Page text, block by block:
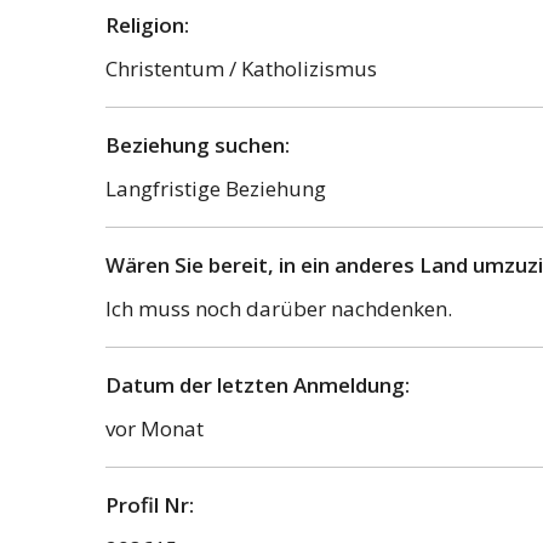
Religion:
Christentum / Katholizismus
Beziehung suchen:
Langfristige Beziehung
Wären Sie bereit, in ein anderes Land
Ich muss noch darüber nachdenken.
Datum der letzten Anmeldung:
vor Monat
Profil Nr: